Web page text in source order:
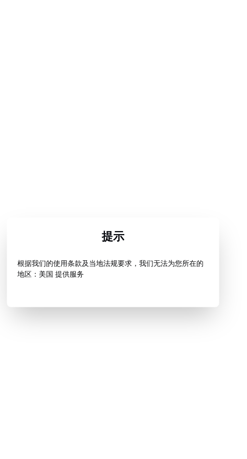
提示
根据我们的使用条款及当地法规要求，我们无法为您所在的
地区：美国 提供服务